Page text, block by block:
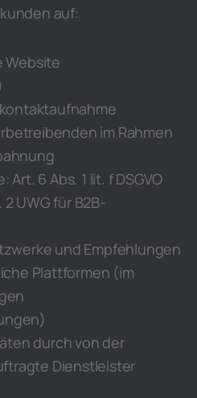
auf:
Website
im Rahmen
6 Abs. 1 lit. f DSGVO
2 UWG für B2B-
und Empfehlungen
Plattformen (im
durch von der
Dienstleister